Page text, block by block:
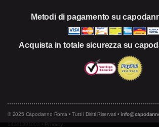
Metodi di pagamento su
Acquista in totale sicurezza su
© 2025 Capodanno Roma • Tutti i Diritti Riservati •
14241391003 • Privacy